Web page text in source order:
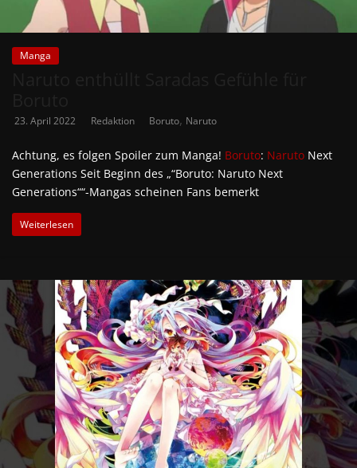
Manga
23. April 2022 Redaktion Boruto, Naruto
Achtung, es folgen Spoiler zum Manga! Boruto: Naruto Next
Generations Seit Beginn des „“Boruto: Naruto Next
Generations““-Mangas scheinen Fans bemerkt
Weiterlesen